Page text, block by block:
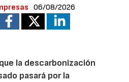
06/08/2026
la descarbonización
pasará por la